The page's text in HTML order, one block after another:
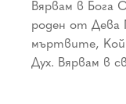
Вярвам в Бога
роден от Дева
мъртвите,
Дух. Вярвам в